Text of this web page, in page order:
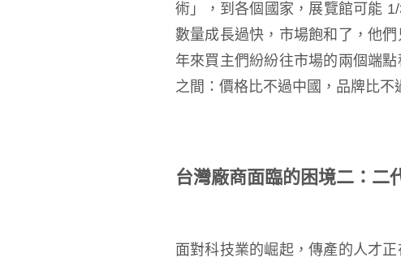
術」，到各個國家，展覽館可能
數量成長過快，市場飽和了，他
年來買主們紛紛往市場的兩個端
之間：價格比不過中國，品牌比不
台灣廠商面臨的困境二：二
面對科技業的崛起，傳產的人才